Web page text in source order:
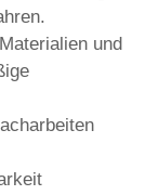
und